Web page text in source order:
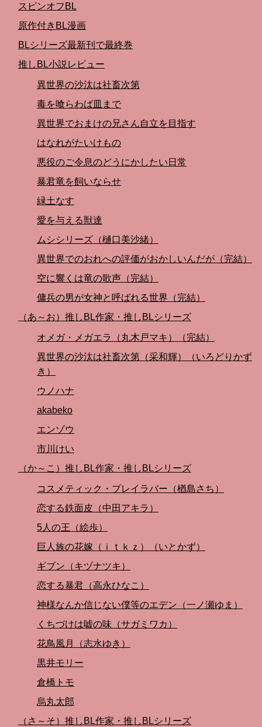
スピンオフBL
原作付きBL漫画
BLシリーズ最新刊で最終巻
推しBL小説レビュー
異世界の沙汰は社畜次第
毒を喰らわば皿まで
異世界でおまけの兄さん自立を目指す
はなれがたいけもの
悪役のご令息のどうにかしたい日常
暴君竜を飼いならせ
緑土なす
愛を与える獣達
ムシシリーズ（樋口美沙緒）
異世界でのおれへの評価がおかしいんだが（完結）
空に響くは竜の歌声（完結）
傭兵の男が女神と呼ばれる世界（完結）
（あ～お）推しBL作家・推しBLシリーズ
オメガ・メガエラ（丸木戸マキ）（完結）
異世界の沙汰は社畜次第（采和輝）（いろどりかず
き）
ウノハナ
akabeko
エンゾウ
市川けい
（か～こ）推しBL作家・推しBLシリーズ
コスメティック・プレイラバー（楢島さち）
恋する鉄面皮（中田アキラ）
5人の王（絵歩）
巨人族の花嫁（ｉｔｋｚ）（いとかず）
ギブン（キヅナツキ）
恋する暴君（高永ひなこ）
神様なんか信じない僕等のエデン（一ノ瀬ゆま）
くちづけは嘘の味（サガミワカ）
花鳥風月（志水ゆき）
黒井モリー
倉橋トモ
烏丸太郎
（さ～そ）推しBL作家・推しBLシリーズ